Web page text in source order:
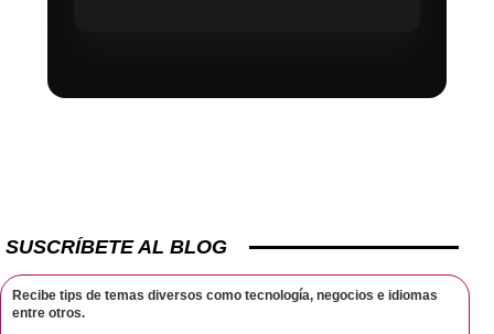
SUSCRÍBETE AL BLOG
Recibe tips de temas diversos como tecnología, negocios e idiomas
entre otros.